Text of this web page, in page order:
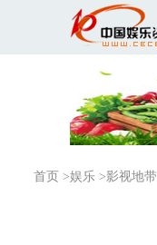
首页 >娱乐 >影视地带